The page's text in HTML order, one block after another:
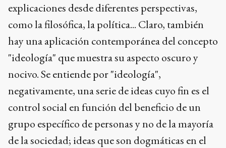
explicaciones desde diferentes perspectivas,
como la filosófica, la política... Claro, también
hay una aplicación contemporánea del concepto
"ideología" que muestra su aspecto oscuro y
nocivo. Se entiende por "ideología",
negativamente, una serie de ideas cuyo fin es el
control social en función del beneficio de un
grupo específico de personas y no de la mayoría
de la sociedad; ideas que son dogmáticas en el